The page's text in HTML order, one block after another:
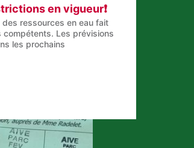
en vigueur❗
ressources en eau fait
compétents. Les prévisions
les prochains